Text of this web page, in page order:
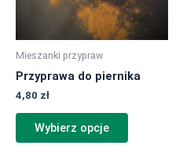
Mieszanki przypraw
Przyprawa do piernika
4,80 zł
Wybierz opcje
można
wybrać
produktu